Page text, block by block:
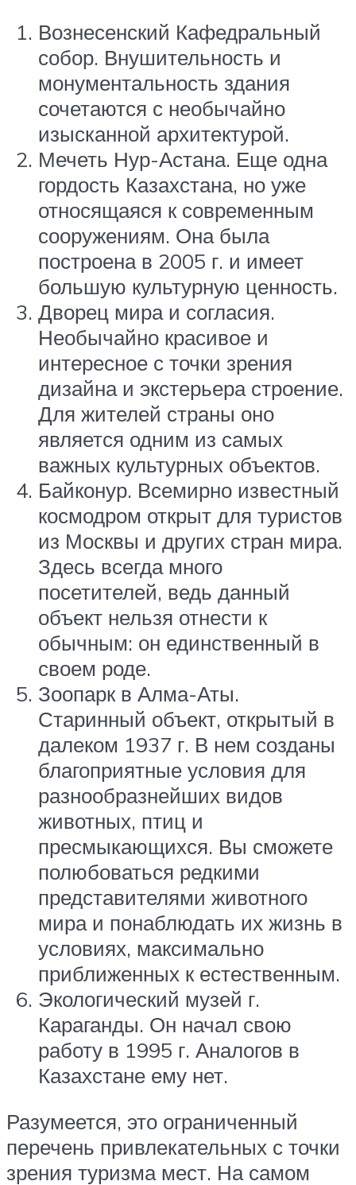
Вознесенский Кафедральный
собор. Внушительность и
монументальность здания
сочетаются с необычайно
изысканной архитектурой.
Мечеть Нур-Астана. Еще одна
гордость Казахстана, но уже
относящаяся к современным
сооружениям. Она была
построена в 2005 г. и имеет
большую культурную ценность.
Дворец мира и согласия.
Необычайно красивое и
интересное с точки зрения
дизайна и экстерьера строение.
Для жителей страны оно
является одним из самых
важных культурных объектов.
Байконур. Всемирно известный
космодром открыт для туристов
из Москвы и других стран мира.
Здесь всегда много
посетителей, ведь данный
объект нельзя отнести к
обычным: он единственный в
своем роде.
Зоопарк в Алма-Аты.
Старинный объект, открытый в
далеком 1937 г. В нем созданы
благоприятные условия для
разнообразнейших видов
животных, птиц и
пресмыкающихся. Вы сможете
полюбоваться редкими
представителями животного
мира и понаблюдать их жизнь в
условиях, максимально
приближенных к естественным.
Экологический музей г.
Караганды. Он начал свою
работу в 1995 г. Аналогов в
Казахстане ему нет.
Разумеется, это ограниченный
перечень привлекательных с точки
зрения туризма мест. На самом